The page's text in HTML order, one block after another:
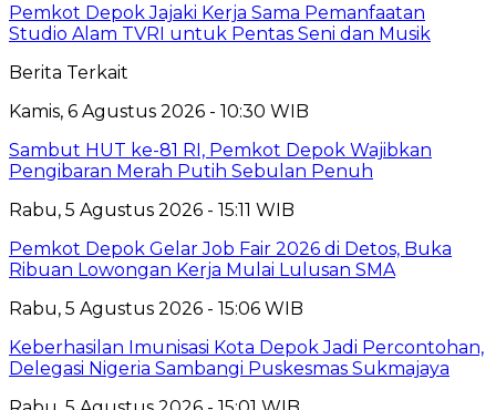
Pemkot Depok Jajaki Kerja Sama Pemanfaatan
Studio Alam TVRI untuk Pentas Seni dan Musik
Berita Terkait
Kamis, 6 Agustus 2026 - 10:30 WIB
Sambut HUT ke-81 RI, Pemkot Depok Wajibkan
Pengibaran Merah Putih Sebulan Penuh
Rabu, 5 Agustus 2026 - 15:11 WIB
Pemkot Depok Gelar Job Fair 2026 di Detos, Buka
Ribuan Lowongan Kerja Mulai Lulusan SMA
Rabu, 5 Agustus 2026 - 15:06 WIB
Keberhasilan Imunisasi Kota Depok Jadi Percontohan,
Delegasi Nigeria Sambangi Puskesmas Sukmajaya